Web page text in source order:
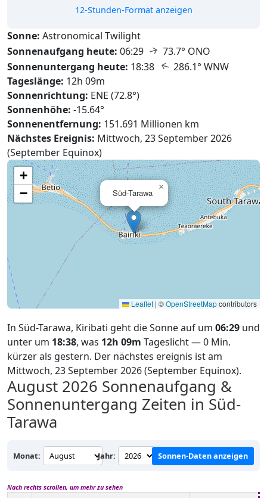
12-Stunden-Format anzeigen
Sonne: Astronomical Twilight
Sonnenaufgang heute: 06:29 ↑ 73.7° ONO
Sonnenuntergang heute: 18:38 ↑ 286.1° WNW
Tageslänge: 12h 09m
Sonnenrichtung: ENE (72.8°)
Sonnenhöhe: -15.64°
Sonnenentfernung: 151.691 Millionen km
Nächstes Ereignis: Mittwoch, 23 September 2026
(September Equinox)
Süd-Tarawa
×
+
−
Leaflet | ©OpenStreetMapcontributors
In Süd-Tarawa, Kiribati geht die Sonne auf um 06:29 und
unter um 18:38, was 12h 09m Tageslicht — 0 Min.
kürzer als gestern. Der nächstes ereignis ist am
Mittwoch, 23 September 2026 (September Equinox).
August 2026 Sonnenaufgang &
Sonnenuntergang Zeiten in Süd-
Tarawa
Monat: Jahr: Sonnen-Daten anzeigen
Nach rechts scrollen, um mehr zu sehen